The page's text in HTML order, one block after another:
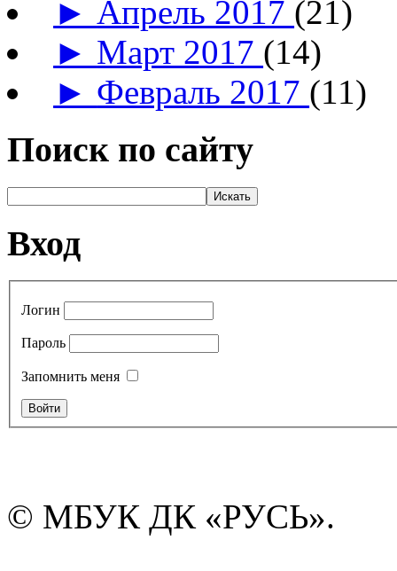
► Апрель 2017 (21)
► Март 2017 (14)
► Февраль 2017 (11)
Поиск по сайту
Вход
Логин
Пароль
Запомнить меня
© МБУК ДК «РУСЬ».